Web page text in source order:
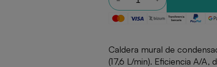
Caldera mural de
(17,6 L/min). Eficiencia A/